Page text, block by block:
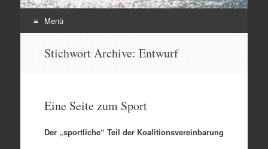
Menü
Stichwort Archive: Entwurf
Eine Seite zum Sport
Der „sportliche“ Teil der Koalitionsvereinbarung